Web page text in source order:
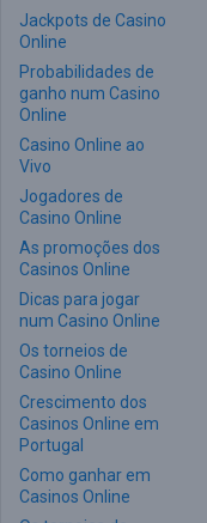
Jackpots de Casino
Online
Probabilidades de
ganho num Casino
Online
Casino Online ao
Vivo
Jogadores de
Casino Online
As promoções dos
Casinos Online
Dicas para jogar
num Casino Online
Os torneios de
Casino Online
Crescimento dos
Casinos Online em
Portugal
Como ganhar em
Casinos Online